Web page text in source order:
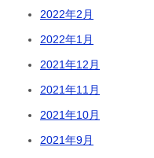
2022年2月
2022年1月
2021年12月
2021年11月
2021年10月
2021年9月